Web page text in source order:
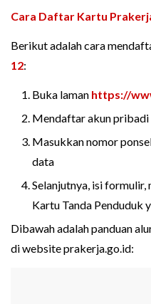
Cara Daftar Kartu
Berikut adalah cara
12:
Buka laman https://
Mendaftar akun pribadi
Masukkan nomor
data
Selanjutnya, isi formulir,
Kartu Tanda Penduduk
Dibawah adalah panduan
di website prakerja.go.id: